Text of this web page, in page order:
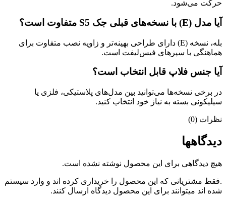
حرکت می‌شود.
آیا مدل (E) با نسخه‌های قبلی جک S5 متفاوت است؟
بله، نسخه (E) دارای طراحی بهینه‌تر و زاویه نصب متفاوت برای
هماهنگی با سپرهای فیس‌لیفت است.
آیا جنس فلاپ قابل انتخاب است؟
در برخی نسخه‌ها می‌توانید بین مدل‌های پلاستیکی، فلزی یا
سیلیکونی بسته به نیاز خود انتخاب کنید.
نظرات (0)
دیدگاهها
هیچ دیدگاهی برای این محصول نوشته نشده است.
.فقط مشتریانی که این محصول را خریداری کرده اند و وارد سیستم
شده اند میتوانند برای این محصول دیدگاه ارسال کنند.